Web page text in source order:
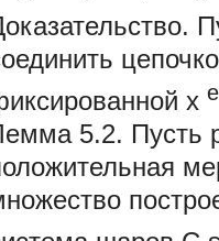
x e
5.2. Пусть